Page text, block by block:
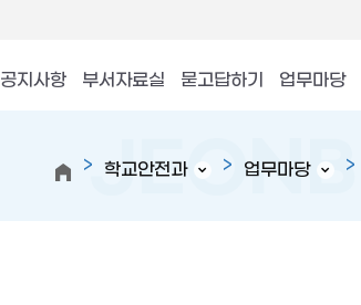
공지사항 부서자료실 묻고답하기 업무마당
학교안전과 업무마당